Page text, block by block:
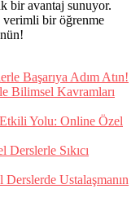
bir avantaj sunuyor.
bir öğrenme
Başarıya Adım Atın!
Bilimsel Kavramları
Yolu: Online Özel
Sıkıcı
Ustalaşmanın